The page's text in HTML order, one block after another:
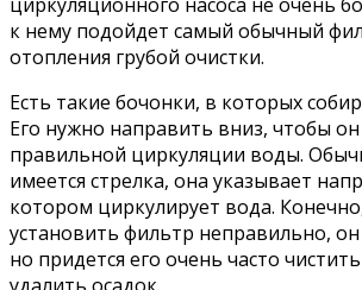
к нему подойдет самый обычный
отопления грубой очистки.
Есть такие бочонки, в которых
Его нужно направить вниз, чтобы
правильной циркуляции воды.
имеется стрелка, она указывает
котором циркулирует вода.
установить фильтр неправильно,
но придется его очень часто